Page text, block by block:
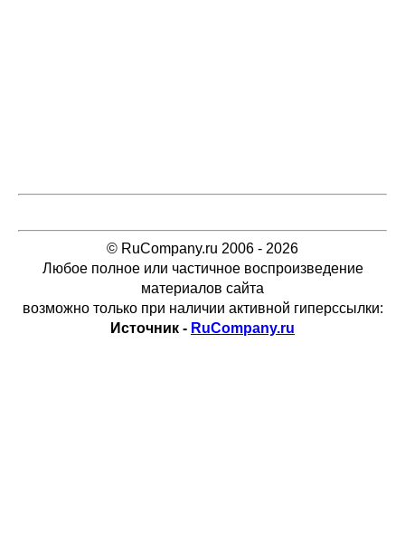
© RuCompany.ru 2006 - 2026
Любое полное или частичное воспроизведение
материалов сайта
возможно только при наличии активной гиперссылки:
Источник - RuCompany.ru